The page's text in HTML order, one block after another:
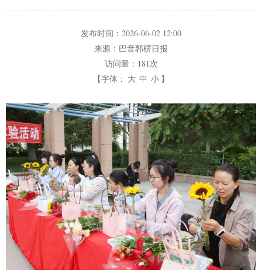
发布时间： 2026-06-02 12:00
来源： 巴音郭楞日报
访问量： 181次
【字体： 大 中 小 】